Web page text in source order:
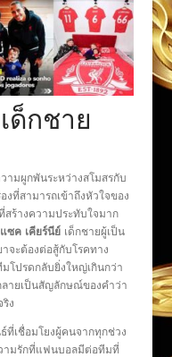
ด็กชาย
ามผูกพันระหว่างสโมสรกับ
งที่สามารถเข้าถึงหัวใจของ
สร้างความประทับใจมาก
ซค เคียร์นีย์เด็กชายผู้เป็น
จะต้องต่อสู้กับโรคทาง
โปรดกลับยิ่งใหญ่เกินกว่า
ลายเป็นสัญลักษณ์ของคำว่า
ง
เชื่อมโยงผู้คนจากทุกช่วง
ามรักที่แฟนบอลมีต่อทีมที่